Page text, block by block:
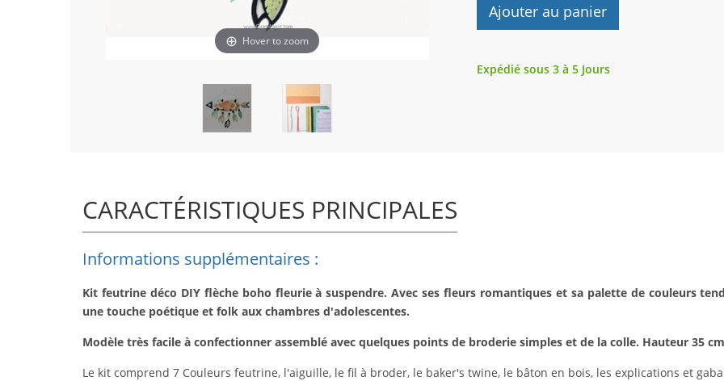
Hover to zoom
Ajouter au panier
Expédié sous 3 à 5 Jours
CARACTÉRISTIQUES PRINCIPALES
Informations supplémentaires :
Kit feutrine déco DIY flèche boho fleurie à suspendre.Avec ses fleurs romantiques et sa palette de couleurs
une touche poétique et folk aux chambres d'adolescentes.
Modèle très facile à confectionner assemblé avec quelques points de broderie simples et de la colle. Hauteur 35
Le kit comprend 7 Couleurs feutrine, l'aiguille, le fil à broder, le baker's twine, le bâton en bois, les explications et